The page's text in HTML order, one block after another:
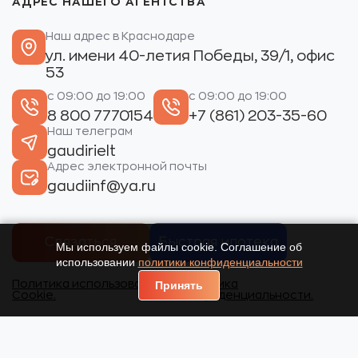
Наш адрес в Краснодаре
ул. имени 40-летия Победы, 39/1, офис
53
с 09:00 до 19:00
8 800 7770154
с 09:00 до 19:00
+7 (861) 203-35-60
Наш телеграм
gaudirielt
Адрес электронной почты
gaudiinf@ya.ru
Связаться Быстрая ипотека
Политика использования
Cookie.
Политика
конфиденциальности.
Мы используем файлы cookie. Соглашение об
использовании политики конфиденциальности
Принять